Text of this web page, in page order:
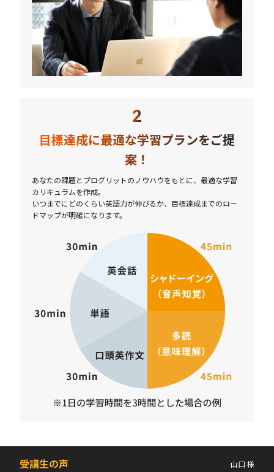
2
目標達成に最適な学習プランをご提
案！
あなたの課題とプログリットのノウハウをもとに、最適な学習
カリキュラムを作成。
いつまでにどのくらい英語力が伸びるか、目標達成までのロー
ドマップが明確になります。
受講生の声 山口 様